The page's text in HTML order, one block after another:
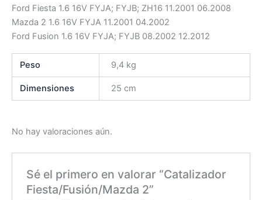
Ford Fiesta 1.6 16V FYJA; FYJB; ZH16 11.2001 06.2008
Mazda 2 1.6 16V FYJA 11.2001 04.2002
Ford Fusion 1.6 16V FYJA; FYJB 08.2002 12.2012
Peso 9,4 kg
Dimensiones 25 cm
No hay valoraciones aún.
Sé el primero en valorar “Catalizador
Fiesta/Fusión/Mazda 2”